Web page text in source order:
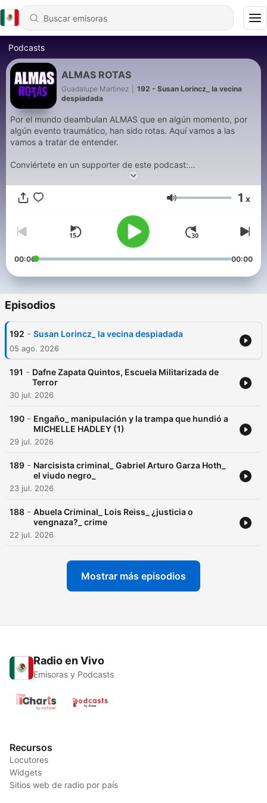
Podcasts
ALMAS ROTAS
Guadalupe Martinez
192 - Susan Lorincz_ la vecina
despiadada
Por el mundo deambulan ALMAS que en algún momento, por
algún evento traumático, han sido rotas. Aquí vamos a las
vamos a tratar de entender.
Conviértete en un supporter de este podcast:
https://www.spreaker.com/podcast/almas-rotas-
-5914001/support.
Volumen 1 x
00:00 00:00
Episodios
192 - Susan Lorincz_ la vecina despiadada
05 ago. 2026
191 - Dafne Zapata Quintos, Escuela Militarizada de
Terror
30 jul. 2026
190 - Engaño_ manipulación y la trampa que hundió a
MICHELLE HADLEY (1)
29 jul. 2026
189 - Narcisista criminal_ Gabriel Arturo Garza Hoth_
el viudo negro_
23 jul. 2026
188 - Abuela Criminal_ Lois Reiss_ ¿justicia o
vengnaza?_ crime
22 jul. 2026
Mostrar más episodios
Radio en Vivo
Emisoras y Podcasts
Recursos
Locutores
Widgets
Sitios web de radio por país